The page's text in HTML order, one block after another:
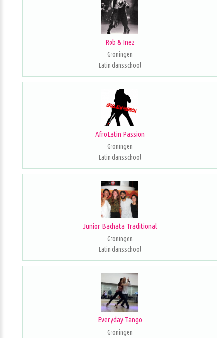
Rob & Inez
Groningen
Latin dansschool
AfroLatin Passion
Groningen
Latin dansschool
Junior Bachata Traditional
Groningen
Latin dansschool
Everyday Tango
Groningen